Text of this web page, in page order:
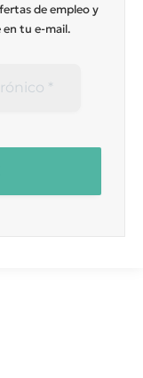
de empleo y
tu e-mail.